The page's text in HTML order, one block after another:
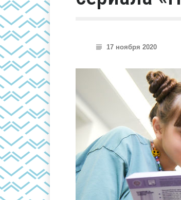
17 ноября 2020